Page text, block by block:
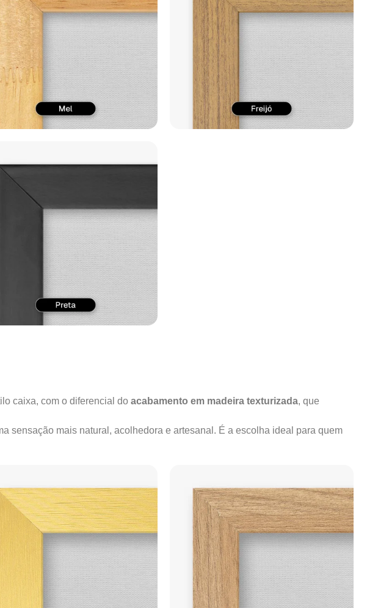
caixa, com o diferencial do acabamento em madeira texturizada, que
sensação mais natural, acolhedora e artesanal. É a escolha ideal para quem